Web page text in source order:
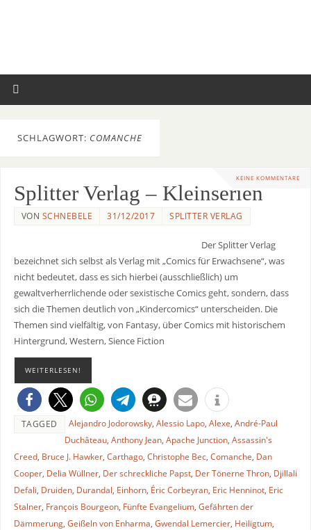
SCHLAGWORT: COMANCHE
KEINE KOMMENTARE
Splitter Verlag – Kleinserien
VON SCHNEBELE 31/12/2017 SPLITTER VERLAG
Der Splitter Verlag
bezeichnet sich selbst als Verlag mit „Comics für Erwachsene“, was
nicht bedeutet, dass es sich hierbei (ausschließlich) um
gewaltverherrlichende oder sexistische Comics geht, sondern, dass
sich die Themen deutlich von „Kindercomics“ unterscheiden. Die
Themen sind vielfältig, von Fantasy, über Comics mit historischem
Hintergrund, Western, Sience Fiction
WEITERLESEN!
TAGGED Alejandro Jodorowsky, Alessio Lapo, Alexe, André-Paul
Duchâteau, Anthony Jean, Apache Junction, Assassin's
Creed, Bruce J. Hawker, Carthago, Christophe Bec, Comanche, Dan
Cooper, Delia Wüllner, Der schreckliche Papst, Der Tönerne Thron, Djillali
Defali, Druiden, Durandal, Einhorn, Éric Corbeyran, Eric Henninot, Eric
Stalner, François Bourgeon, Fünfte Evangelium, Gefährten der
Dämmerung, Geißeln von Enharma, Gwendal Lemercier, Heiligtum,